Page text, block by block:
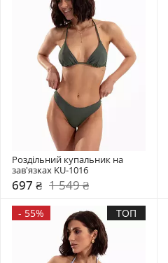
Роздільний купальник на
зав'язках KU-1016
697 ₴ 1 549 ₴
- 55% ТОП